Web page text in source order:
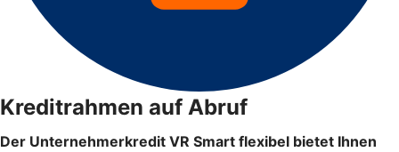
Kreditrahmen auf Abruf
Der Unternehmerkredit VR Smart flexibel bietet Ihnen